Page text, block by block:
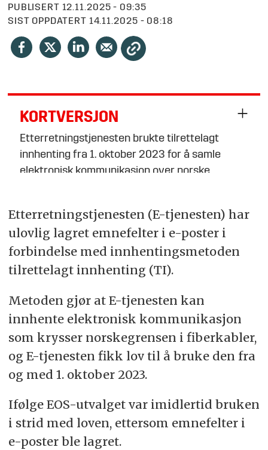
PUBLISERT
12.11.2025 - 09:35
SIST OPPDATERT
14.11.2025 - 08:18
KORTVERSJON
Etterretningstjenesten brukte tilrettelagt
innhenting fra 1. oktober 2023 for å samle
elektronisk kommunikasjon over norske
EOS-utvalget fant at lagring av e-post-
emnefelt var ulovlig, og kritiserte E-tjenesten
for treg respons.
Oppsummeringen er generert av kunstig
Sunniva Berggreen Kaalaas.
Etterretningstjenesten (E-tjenesten) har
ulovlig lagret emnefelter i e-poster i
forbindelse med innhentingsmetoden
tilrettelagt innhenting (TI).
Metoden gjør at E-tjenesten kan
innhente elektronisk kommunikasjon
som krysser norskegrensen i fiberkabler,
og E-tjenesten fikk lov til å bruke den fra
og med 1. oktober 2023.
Ifølge EOS-utvalget var imidlertid bruken
i strid med loven, ettersom emnefelter i
e-poster ble lagret.